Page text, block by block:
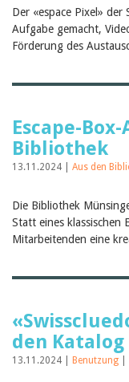
Der «espace Pixel»
Aufgabe gemacht,
Förderung des
Escape-
Bibliothek
13.11.2024 | Aus den
Die Bibliothek
Statt eines klassischen
Mitarbeitenden eine
den
13.11.2024 | Benutzung